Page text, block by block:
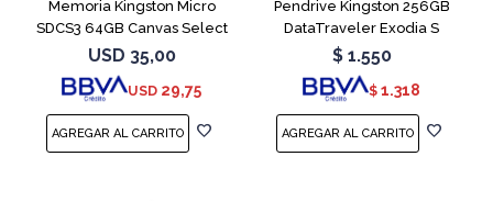
Memoria Kingston Micro
SDCS3 64GB Canvas Select
Plus
USD 35,00
USD 29,75
Pendrive Kingston 256GB
DataTraveler Exodia S
Naranja
$ 1.550
$ 1.318